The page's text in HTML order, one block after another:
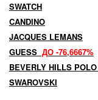
SWATCH
CANDINO
JACQUES LEMANS
GUESS ДО -76,6667%
BEVERLY HILLS
SWAROVSKI